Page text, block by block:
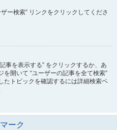
ー検索” リンクをクリックしてくださ
事を表示する” をクリックするか、あ
開いて “ユーザーの記事を全て検索”
たトピックを確認するには詳細検索ペ
ーク